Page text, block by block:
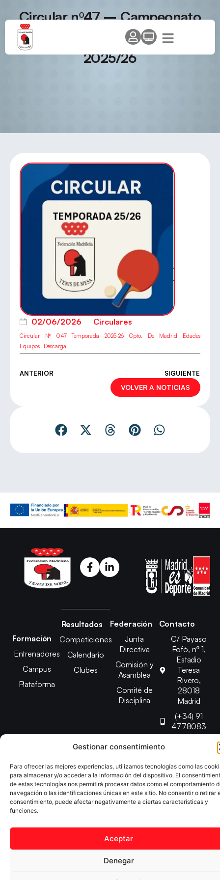
Gestionar consentimiento
Para ofrecer las mejores experiencias, utilizamos tecnologías como las
para almacenar y/o acceder a la información del dispositivo. El
de estas tecnologías nos permitirá procesar datos como el comportamiento
navegación o las identificaciones únicas en este sitio. No consentir o retirar
consentimiento, puede afectar negativamente a ciertas características y
funciones.
Aceptar
Denegar
Circular nº47 – Campeonato
de Madrid de edades – Equipos
– Villalbilla – Temporada
2025/26
02/06/2026 Circulares
Circular Nº 047 Temporada 2025-26 Cpto. De Madrid Edades
Equipos
Descarga
ANTERIOR SIGUIENTE
VOLVER A NOTICIAS
Formación
Entrenadores
Campus
Plataforma
Resultados
Competiciones
Calendario
Clubes
Federación
Junta
Directiva
Comisión y
Asamblea
Comité de
Disciplina
Contacto
C/ Payaso
Fofó, nº 1,
Estadio
Teresa
Rivero,
28018
Madrid
(+34) 91
4778083
Copyright © 2025 Federación Madrileña de Tenis de Mesa |
Desarrollado porTOOOLS
Aviso Legal